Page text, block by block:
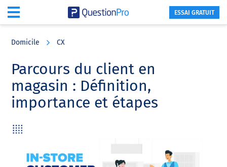
content
sidebar
ESSAI GRATUIT
Domicile CX
Parcours du client en
magasin : Définition,
importance et étapes